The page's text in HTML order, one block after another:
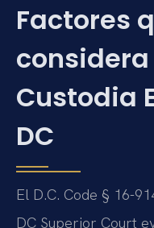
Factores
Custodia
DC
El D.C. Code § 16-
DC Superior Court